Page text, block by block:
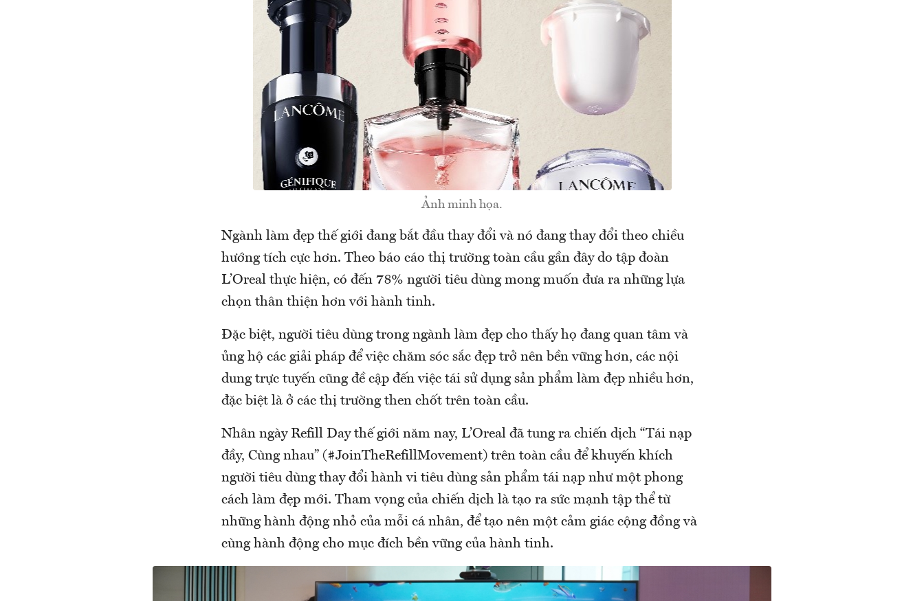
Ảnh minh họa.
Ngành làm đẹp thế giới đang bắt đầu thay đổi và nó đang thay đổi theo chiều
hướng tích cực hơn. Theo báo cáo thị trường toàn cầu gần đây do tập đoàn
L’Oreal thực hiện, có đến 78% người tiêu dùng mong muốn đưa ra những lựa
chọn thân thiện hơn với hành tinh.
Đặc biệt, người tiêu dùng trong ngành làm đẹp cho thấy họ đang quan tâm và
ủng hộ các giải pháp để việc chăm sóc sắc đẹp trở nên bền vững hơn, các nội
dung trực tuyến cũng đề cập đến việc tái sử dụng sản phẩm làm đẹp nhiều hơn,
đặc biệt là ở các thị trường then chốt trên toàn cầu.
Nhân ngày Refill Day thế giới năm nay, L’Oreal đã tung ra chiến dịch “Tái nạp
đầy, Cùng nhau” (#JoinTheRefillMovement) trên toàn cầu để khuyến khích
người tiêu dùng thay đổi hành vi tiêu dùng sản phẩm tái nạp như một phong
cách làm đẹp mới. Tham vọng của chiến dịch là tạo ra sức mạnh tập thể từ
những hành động nhỏ của mỗi cá nhân, để tạo nên một cảm giác cộng đồng và
cùng hành động cho mục đích bền vững của hành tinh.